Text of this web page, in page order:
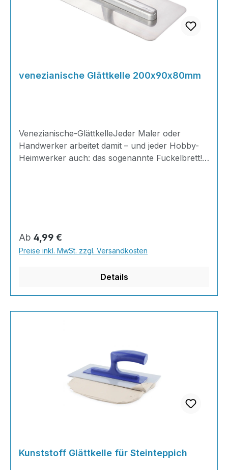
venezianische Glättkelle 200x90x80mm
Venezianische-GlättkelleJeder Maler oder
Handwerker arbeitet damit – und jeder Hobby-
Heimwerker auch: das sogenannte Fuckelbrett!
Eigenschaften: Edelstahl mit einem abgerundeten
Ecken rostfreies Edelstahl-BlattAbmessungen 20
cm Länge konischer Verlauf nach hinten mit 9cm
Regulärer Preis:
Ab 4,99 €
Preise inkl. MwSt. zzgl. Versandkosten
Details
Kunststoff Glättkelle für Steinteppich